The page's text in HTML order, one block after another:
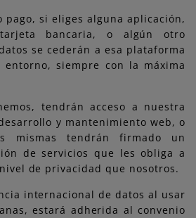
pago, si eliges alguna aplicación,
bancaria, o algún otro
se cederán a esa plataforma
siempre con la máxima
tendrán acceso a nuestra
y mantenimiento web, o
mismas tendrán firmado un
de servicios que les obliga a
de privacidad que nosotros.
internacional de datos al usar
estará adherida al convenio